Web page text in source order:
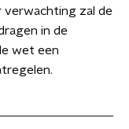
verwachting zal de
in de
wet een